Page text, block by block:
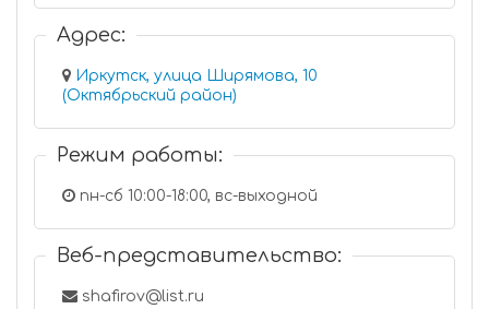
Адрес:
Иркутск, улица Ширямова, 10
(Октябрьский район)
Режим работы:
пн-сб 10:00-18:00, вс-выходной
Веб-представительство:
shafirov@list.ru